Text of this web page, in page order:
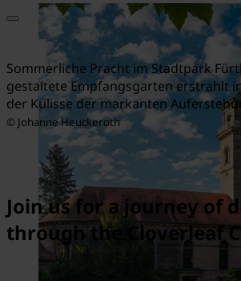
Sommerliche Pracht im Stadtpark
gestaltete Empfangsgarten erstrahlt
der Kulisse der markanten
© Johanne Heuckeroth
Join us for a journey of
through the Cloverleaf